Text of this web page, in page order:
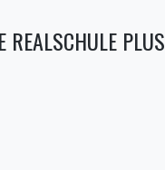
REALSCHULE PLUS